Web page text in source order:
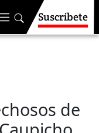
Suscríbete
de